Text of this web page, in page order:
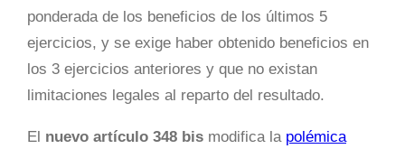
ponderada de los beneficios de los últimos 5
ejercicios, y se exige haber obtenido beneficios en
los 3 ejercicios anteriores y que no existan
limitaciones legales al reparto del resultado.
El nuevo artículo 348 bis modifica la polémica